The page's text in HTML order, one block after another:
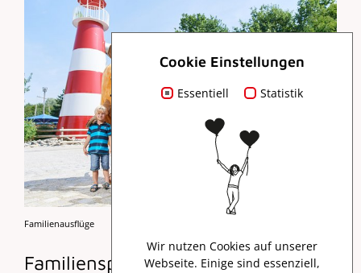
Familienausflüge
Familienspaß im Ravensburger
Cookie Einstellungen
Essentiell Statistik
Wir nutzen Cookies auf unserer
Webseite. Einige sind essenziell,